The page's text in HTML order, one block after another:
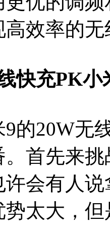
效率的
快充PK
20W无线
首先来
会有人
太大，